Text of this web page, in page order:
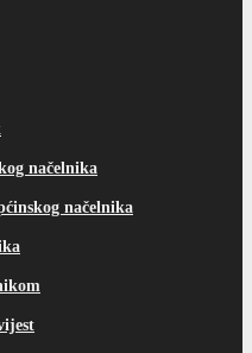
načelnika
načelnika